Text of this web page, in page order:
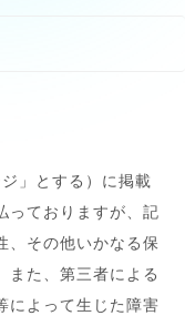
」とする）に掲載
っておりますが、記
、その他いかなる保
また、第三者による
によって生じた障害